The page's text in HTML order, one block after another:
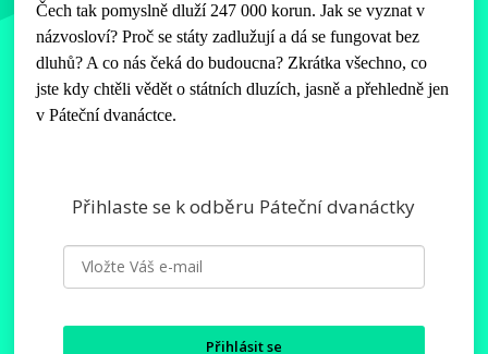
Čech tak pomyslně dluží 247 000 korun. Jak se vyznat v
názvosloví? Proč se státy zadlužují a dá se fungovat bez
dluhů? A co nás čeká do budoucna? Zkrátka všechno, co
jste kdy chtěli vědět o státních dluzích, jasně a přehledně jen
v Páteční dvanáctce.
Přihlaste se k odběru Páteční dvanáctky
Přihlásit se